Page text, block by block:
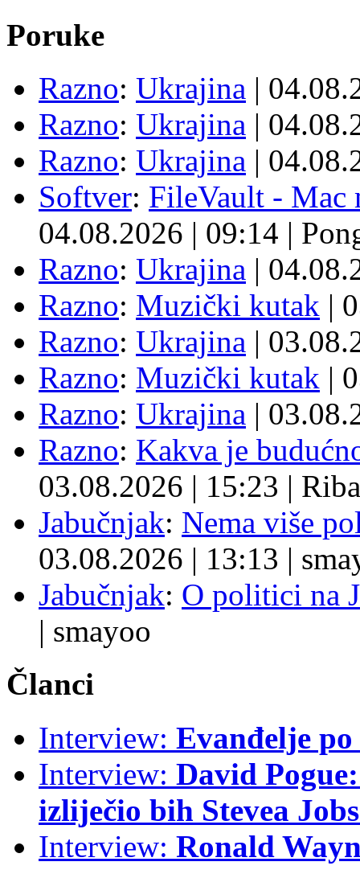
Poruke
Razno: Ukrajina |
Razno: Ukrajina |
Razno: Ukrajina |
Softver: FileVault - Mac
04.08.2026 | 09:14 |
Razno: Ukrajina |
Razno: Muzički kutak |
Razno: Ukrajina |
Razno: Muzički kutak |
Razno: Ukrajina |
Razno: Kakva je
03.08.2026 | 15:23 | Riba
Jabučnjak: Nema više
03.08.2026 | 13:13 |
Jabučnjak: O politici na
| smayoo
Članci
Interview: Evanđelje
Interview: David
izliječio bih Stevea
Interview: Ronald